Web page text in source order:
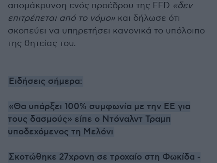
απομάκρυνση ενός προέδρου της FED «δεν
επιτρέπεται από το νόμο» και δήλωσε ότι
σκοπεύει να υπηρετήσει κανονικά το υπόλοιπο
της θητείας του.
Ειδήσεις σήμερα:
«Θα υπάρξει 100% συμφωνία με την ΕΕ για
τους δασμούς» είπε ο Ντόναλντ Τραμπ
υποδεχόμενος τη Μελόνι
Σκοτώθηκε 27χρονη σε τροχαίο στη Φωκίδα -